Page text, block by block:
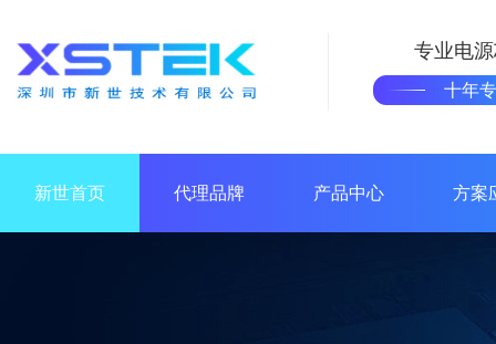
专业电
十年
新世首页 代理品牌 产品中心 方案